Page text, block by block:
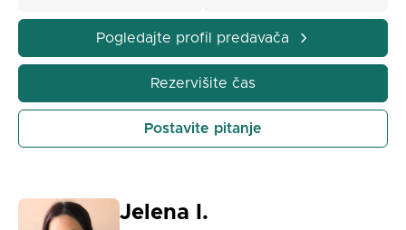
Pogledajte profil predavača
Rezervišite čas
Postavite pitanje
Jelena I.